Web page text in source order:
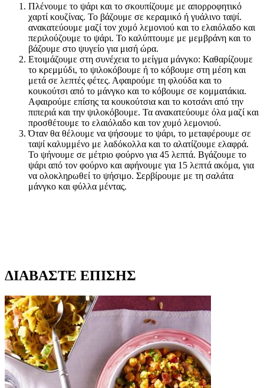
Πλένουμε το ψάρι και το σκουπίζουμε με απορροφητικό
χαρτί κουζίνας. Το βάζουμε σε κεραμικό ή γυάλινο ταψί.
ανακατεύουμε μαζί τον χυμό λεμονιού και το ελαιόλαδο και
περιλούζουμε το ψάρι. Το καλύπτουμε με μεμβράνη και το
βάζουμε στο ψυγείο για μισή ώρα.
Ετοιμάζουμε στη συνέχεια το μείγμα μάνγκο: Καθαρίζουμε
το κρεμμύδι, το ψιλοκόβουμε ή το κόβουμε στη μέση και
μετά σε λεπτές φέτες. Αφαιρούμε τη φλούδα και το
κουκούτσι από το μάνγκο και το κόβουμε σε κομματάκια.
Αφαιρούμε επίσης τα κουκούτσια και το κοτσάνι από την
πιπεριά και την ψιλοκόβουμε. Τα ανακατεύουμε όλα μαζί και
προσθέτουμε το ελαιόλαδο και τον χυμό λεμονιού.
Όταν θα θέλουμε να ψήσουμε το ψάρι, το μεταφέρουμε σε
ταψί καλυμμένο με λαδόκολλα και το αλατίζουμε ελαφρά.
Το ψήνουμε σε μέτριο φούρνο για 45 λεπτά. Βγάζουμε το
ψάρι από τον φούρνο και αφήνουμε για 15 λεπτά ακόμα, για
να ολοκληρωθεί το ψήσιμο. Σερβίρουμε με τη σαλάτα
μάνγκο και φύλλα μέντας.
ΔΙΑΒΑΣΤΕ ΕΠΙΣΗΣ